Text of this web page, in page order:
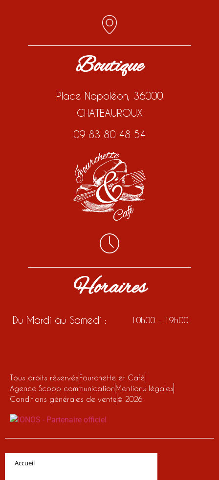
Boutique
Place Napoléon, 36000
CHATEAUROUX
09 83 80 48 54
Horaires
Du Mardi au Samedi : 10h00 – 19h00
Tous droits réservés Fourchette et Café
Agence Scoop communicationMentions légales
Conditions générales de vente© 2026
Accueil